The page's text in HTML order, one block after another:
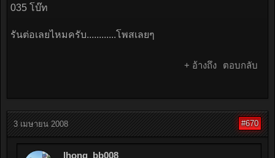
035 โบ๊ท
รันต่อเลยไหมครับ............โพสเลยๆ
+ อ้างถึง ตอบกลับ
3 เมษายน 2008 #670
lhong_bb008